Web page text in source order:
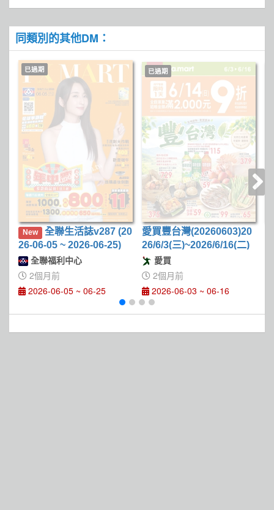
同類別的其他DM：
已過期
New
26-06-05 ~ 2026-06-25)
全聯福利中心
2個月前
2026-06-05 ~ 06-25
已過期
愛買豐台灣(20260603)20
26/6/3(三)~2026/6/16(二)
愛買
2個月前
2026-06-03 ~ 06-16